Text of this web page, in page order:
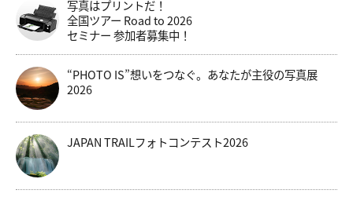
写真はプリントだ！
全国ツアー Road to 2026
セミナー 参加者募集中！
“PHOTO IS”想いをつなぐ。あなたが主役の写真展
2026
JAPAN TRAILフォトコンテスト2026